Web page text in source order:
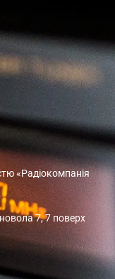
«Радіокомпанія
7, 7 поверх